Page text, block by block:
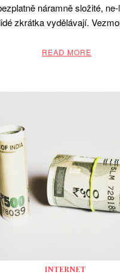
náramně složité,
zkrátka vydělávají.
READ MORE
INTERNET